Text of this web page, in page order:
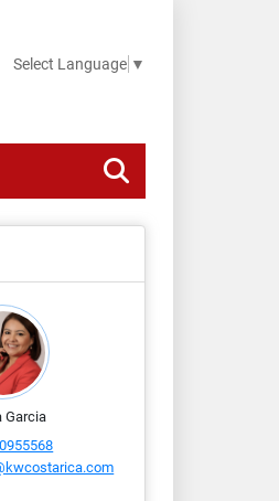
Select Language ▼
Garcia